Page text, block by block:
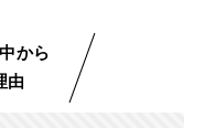
から
由